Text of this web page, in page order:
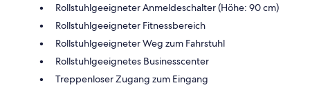
Rollstuhlgeeigneter Anmeldeschalter (Höhe: 90 cm)
Rollstuhlgeeigneter Fitnessbereich
Rollstuhlgeeigneter Weg zum Fahrstuhl
Rollstuhlgeeignetes Businesscenter
Treppenloser Zugang zum Eingang